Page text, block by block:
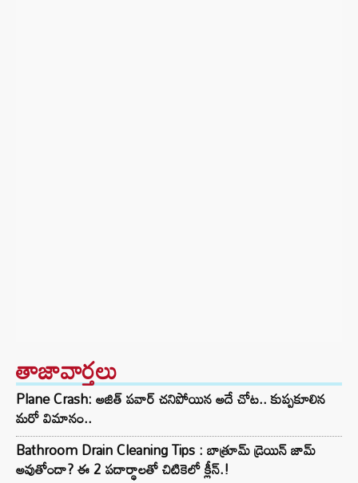
తాజావార్తలు
Plane Crash: అజిత్ పవార్ చనిపోయిన అదే చోట.. కుప్పకూలిన
మరో విమానం..
Bathroom Drain Cleaning Tips : బాత్రూమ్ డ్రెయిన్ జామ్
అవుతోందా? ఈ 2 పదార్థాలతో చిటికెలో క్లీన్.!